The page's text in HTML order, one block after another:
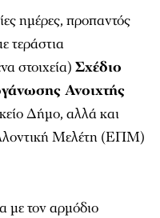
ημέρες, προπαντός
τεράστια
στοιχεία) Σχέδιο
Ανοιχτής
Δήμο, αλλά και
Μελέτη (ΕΠΜ)
με τον αρμόδιο